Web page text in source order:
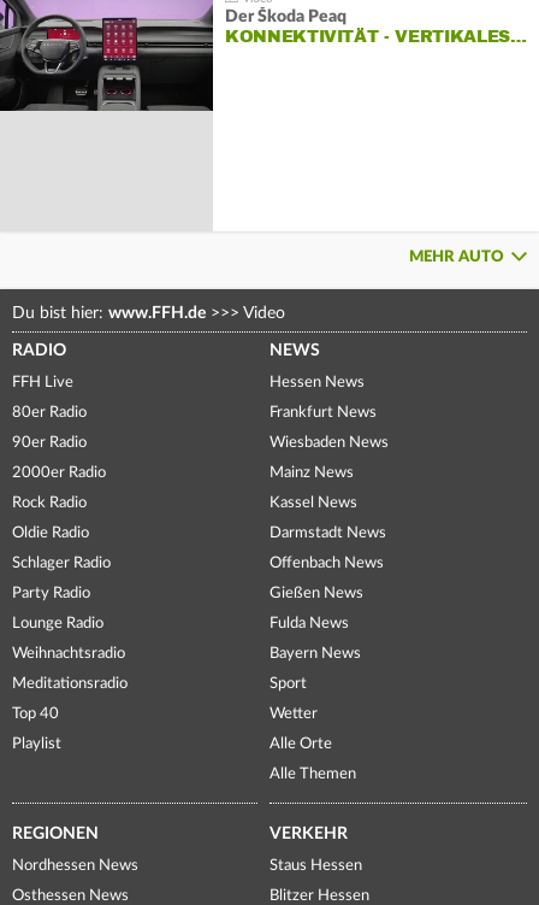
Der Škoda Peaq
KONNEKTIVITÄT - VERTIKALES…
MEHR AUTO
Du bist hier: www.FFH.de >>> Video
RADIO
FFH Live
80er Radio
90er Radio
2000er Radio
Rock Radio
Oldie Radio
Schlager Radio
Party Radio
Lounge Radio
Weihnachtsradio
Meditationsradio
Top 40
Playlist
NEWS
Hessen News
Frankfurt News
Wiesbaden News
Mainz News
Kassel News
Darmstadt News
Offenbach News
Gießen News
Fulda News
Bayern News
Sport
Wetter
Alle Orte
Alle Themen
REGIONEN
Nordhessen News
Osthessen News
VERKEHR
Staus Hessen
Blitzer Hessen